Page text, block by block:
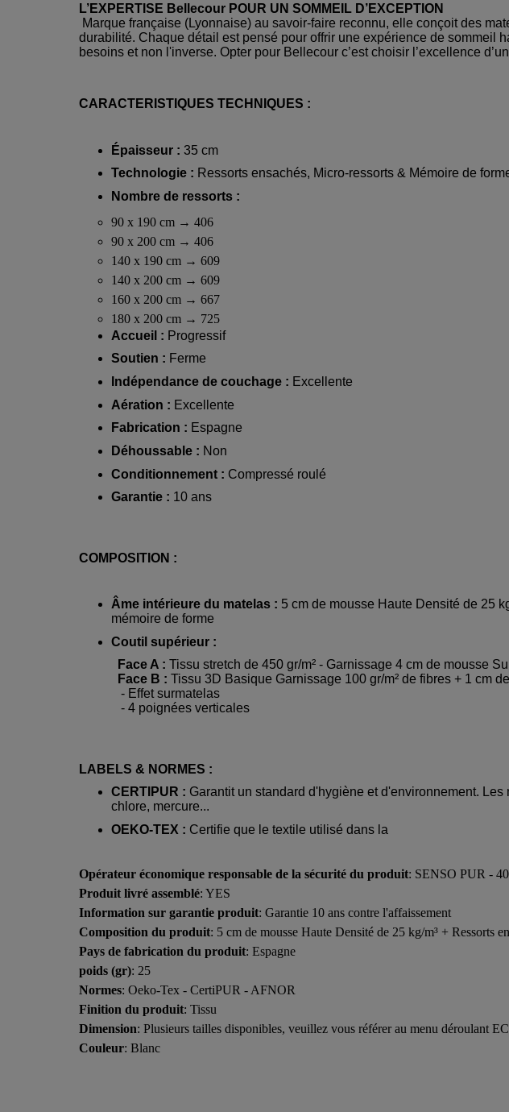
L’EXPERTISE Bellecour POUR UN SOMMEIL D’EXCEPTION
Marque française (Lyonnaise) au savoir-faire reconnu, elle conçoit des
durabilité. Chaque détail est pensé pour offrir une expérience de sommeil
besoins et non l'inverse. Opter pour Bellecour c’est choisir l’excellence
CARACTERISTIQUES TECHNIQUES :
Épaisseur : 35 cm
Technologie : Ressorts ensachés, Micro-ressorts & Mémoire de
Nombre de ressorts :
90 x 190 cm → 406
90 x 200 cm → 406
140 x 190 cm → 609
140 x 200 cm → 609
160 x 200 cm → 667
180 x 200 cm → 725
Accueil : Progressif
Soutien : Ferme
Indépendance de couchage : Excellente
Aération : Excellente
Fabrication : Espagne
Déhoussable : Non
Conditionnement : Compressé roulé
Garantie : 10 ans
COMPOSITION :
Âme intérieure du matelas : 5 cm de mousse Haute Densité de 25
mémoire de forme
Coutil supérieur :
Face A : Tissu stretch de 450 gr/m² - Garnissage 4 cm de mousse
Face B : Tissu 3D Basique Garnissage 100 gr/m² de fibres + 1 cm
- Effet surmatelas
- 4 poignées verticales
LABELS & NORMES :
CERTIPUR : Garantit un standard d'hygiène et d'environnement.
chlore, mercure...
OEKO-TEX : Certifie que le textile utilisé dans la
Opérateur économique responsable de la sécurité du produit: SENSO PUR -
Produit livré assemblé: YES
Information sur garantie produit: Garantie 10 ans contre l'affaissement
Composition du produit: 5 cm de mousse Haute Densité de 25 kg/m³ + Ressorts
Pays de fabrication du produit: Espagne
poids (gr): 25
Normes: Oeko-Tex - CertiPUR - AFNOR
Finition du produit: Tissu
Dimension: Plusieurs tailles disponibles, veuillez vous référer au menu déroulant
Couleur: Blanc